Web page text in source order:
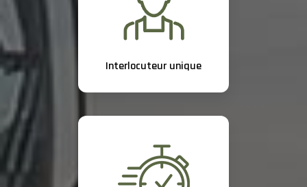
Interlocuteur unique